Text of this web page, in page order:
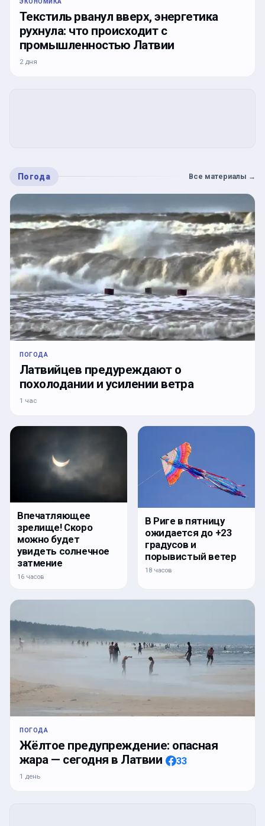
Текстиль рванул вверх, энергетика
рухнула: что происходит с
промышленностью Латвии
2 дня
Погода Все материалы →
ПОГОДА
Латвийцев предуреждают о
похолодании и усилении ветра
1 час
Впечатляющее
зрелище! Скоро
можно будет
увидеть солнечное
затмение
16 часов
В Риге в пятницу
ожидается до +23
градусов и
порывистый ветер
18 часов
ПОГОДА
Жёлтое предупреждение: опасная
жара — сегодня в Латвии
33
1 день